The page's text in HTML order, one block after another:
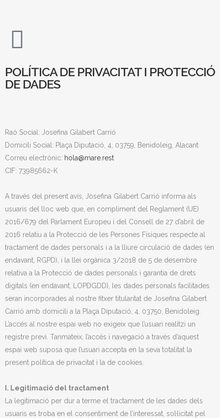
POLÍTICA DE PRIVACITAT I PROTECCIÓ
DE DADES
Raó Social: Josefina Gilabert Carrió
Domicili Social: Plaça Diputació, 4, 03759, Benidoleig, Alacant
Correu electrònic: hola@mare.rest
CIF: 73985662-K
A través del present avís, Josefina Gilabert Carrió informa als
usuaris del lloc web que, en compliment del Reglament (UE)
2016/679 del Parlament Europeu i del Consell de 27 d’abril de
2016 relatiu a la Protecció de les Persones Físiques respecte al
tractament de dades personals i a la lliure circulació de dades (en
endavant, RGPD), i la llei orgànica 3/2018 de 5 de desembre
relativa a la Protecció de dades personals i garantia de drets
digitals (en endavant, LOPDGDD), les dades personals facilitades
seran incorporades al nostre fitxer titularitat de Josefina Gilabert
Carrió amb domicili a la Plaça Diputació, 4, 03750, Benidoleig.
L’accés al nostre espai web no exigeix que l’usuari realitzi un
registre previ. Tanmateix, l’accés i navegació a través d’aquest
espai web suposa que l’usuari accepta en la seva totalitat la
present política de privacitat i la de cookies.
I. Legitimació del tractament
La legitimació per dur a terme el tractament de les dades dels
usuaris es troba en el consentiment de l’interessat, sol·licitat pel